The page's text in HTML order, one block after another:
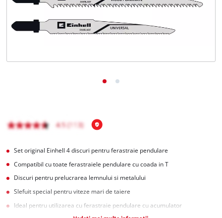
Set original Einhell 4 discuri pentru ferastraie pendulare
Compatibil cu toate ferastraiele pendulare cu coada in T
Discuri pentru prelucrarea lemnului si metalului
Slefuit special pentru viteze mari de taiere
Ideal pentru utilizarea cu ferastraie pendulare cu acumulator